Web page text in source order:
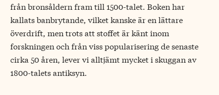
från bronsåldern fram till 1500-talet. Boken har
kallats banbrytande, vilket kanske är en lättare
överdrift, men trots att stoffet är känt inom
forskningen och från viss popularisering de senaste
cirka 50 åren, lever vi alltjämt mycket i skuggan av
1800-talets antiksyn.